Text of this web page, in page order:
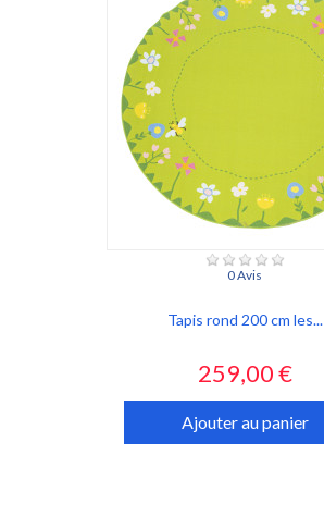
0 Avis
Tapis rond 200 cm les...
Prix
259,00 €
Ajouter au panier